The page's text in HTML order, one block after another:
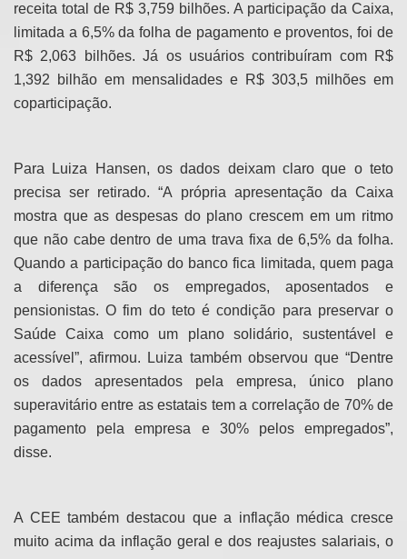
receita total de R$ 3,759 bilhões. A participação da Caixa,
limitada a 6,5% da folha de pagamento e proventos, foi de
R$ 2,063 bilhões. Já os usuários contribuíram com R$
1,392 bilhão em mensalidades e R$ 303,5 milhões em
coparticipação.
Para Luiza Hansen, os dados deixam claro que o teto
precisa ser retirado. “A própria apresentação da Caixa
mostra que as despesas do plano crescem em um ritmo
que não cabe dentro de uma trava fixa de 6,5% da folha.
Quando a participação do banco fica limitada, quem paga
a diferença são os empregados, aposentados e
pensionistas. O fim do teto é condição para preservar o
Saúde Caixa como um plano solidário, sustentável e
acessível”, afirmou. Luiza também observou que “Dentre
os dados apresentados pela empresa, único plano
superavitário entre as estatais tem a correlação de 70% de
pagamento pela empresa e 30% pelos empregados”,
disse.
A CEE também destacou que a inflação médica cresce
muito acima da inflação geral e dos reajustes salariais, o